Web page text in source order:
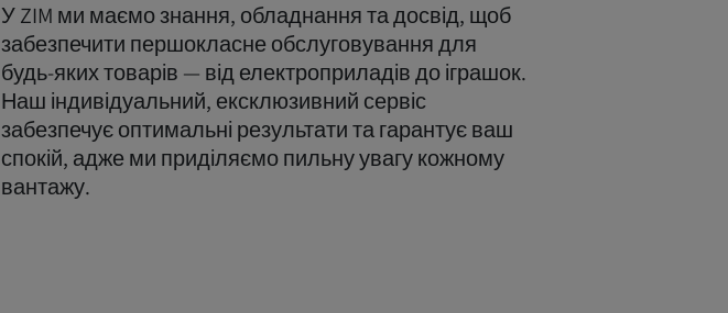
У ZIM ми маємо знання, обладнання та досвід, щоб
забезпечити першокласне обслуговування для
будь-яких товарів — від електроприладів до іграшок.
Наш індивідуальний, ексклюзивний сервіс
забезпечує оптимальні результати та гарантує ваш
спокій, адже ми приділяємо пильну увагу кожному
вантажу.